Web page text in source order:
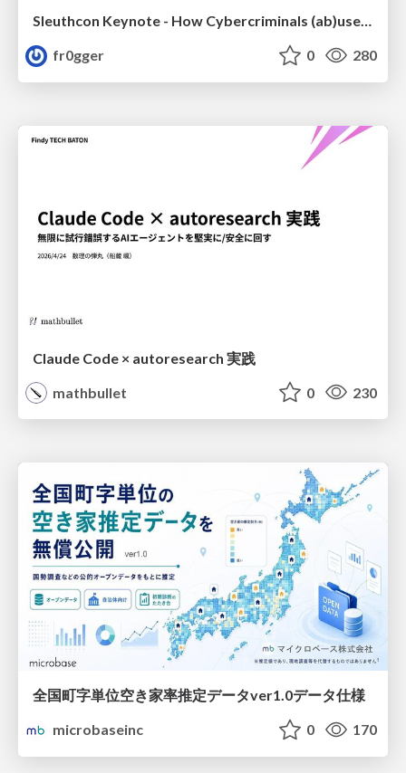
Sleuthcon Keynote - How Cybercriminals (ab)use AI
fr0gger
0 280
Claude Code × autoresearch 実践
mathbullet
0 230
全国町字単位空き家率推定データver1.0データ仕様
microbaseinc
0 170